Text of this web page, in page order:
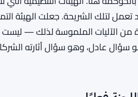
أن الأعضاء يمكنهم تشكيل
التنظيم يُكتب مع وضع نموذج
تحت المجهر بسبب الترويج المالي